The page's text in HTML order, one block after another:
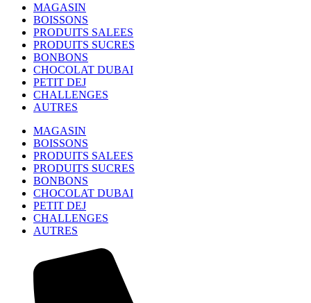
MAGASIN
BOISSONS
PRODUITS SALEES
PRODUITS SUCRES
BONBONS
CHOCOLAT DUBAI
PETIT DEJ
CHALLENGES
AUTRES
MAGASIN
BOISSONS
PRODUITS SALEES
PRODUITS SUCRES
BONBONS
CHOCOLAT DUBAI
PETIT DEJ
CHALLENGES
AUTRES